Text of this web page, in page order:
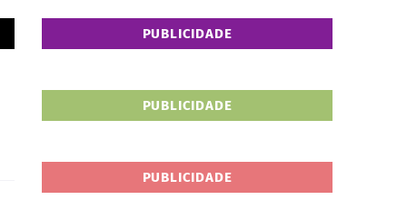
PUBLICIDADE
PUBLICIDADE
PUBLICIDADE